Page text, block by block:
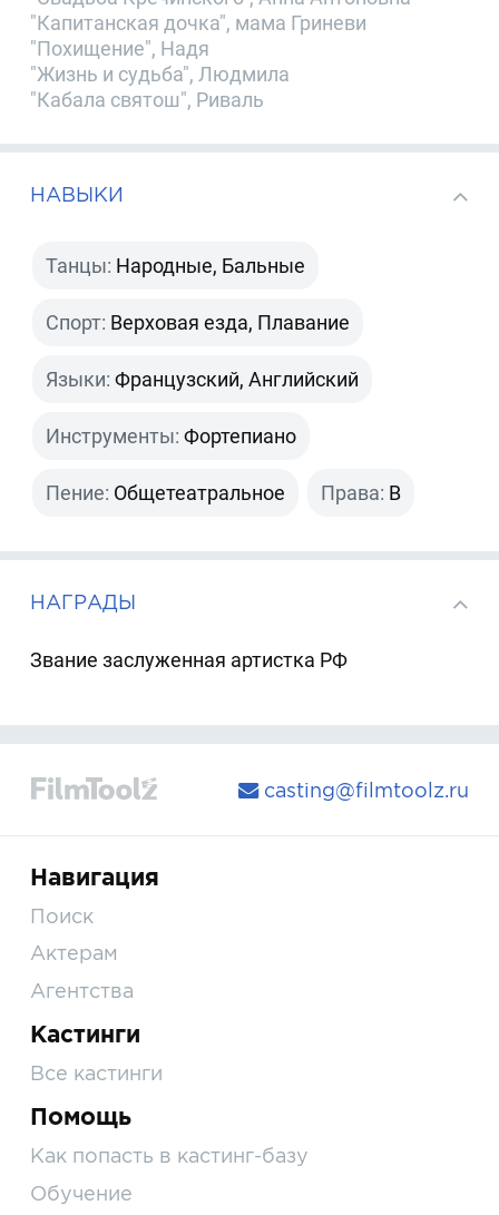
"Капитанская дочка", мама Гриневи
"Похищение", Надя
"Жизнь и судьба", Людмила
"Кабала святош", Риваль
НАВЫКИ
Танцы: Народные, Бальные
Спорт: Верховая езда, Плавание
Языки: Французский, Английский
Инструменты: Фортепиано
Пение: Общетеатральное Права: B
НАГРАДЫ
Звание заслуженная артистка РФ
casting@filmtoolz.ru
Навигация
Поиск
Актерам
Агентства
Кастинги
Все кастинги
Помощь
Как попасть в кастинг-базу
Обучение